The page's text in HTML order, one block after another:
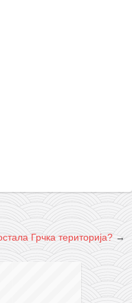
Грчка територија?→